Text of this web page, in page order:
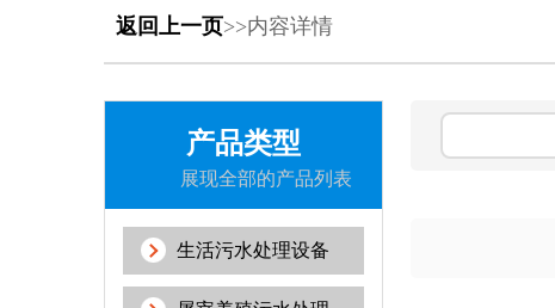
返回上一页>>内容详情
产品类型
展现全部的产品列表
生活污水处理设备